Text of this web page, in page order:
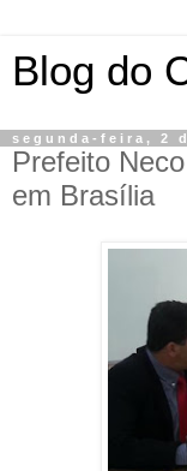
Blog do
segunda-feira, 2
Prefeito